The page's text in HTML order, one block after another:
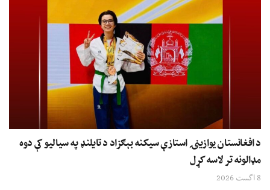
د افغانستان یوازینۍ استازې سیکنه بېګزاد د تایلنډ په سیالیو کې دوه
مډالونه تر لاسه کړل
8 اگست 2026